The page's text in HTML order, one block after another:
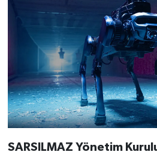
SARSILMAZ Yönetim